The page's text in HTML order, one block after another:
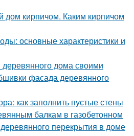
дом кирпичом. Каким кирпичом
основные характеристики и
дома своими
фасада деревянного
как заполнить пустые стены
балкам в газобетонном
перекрытия в доме